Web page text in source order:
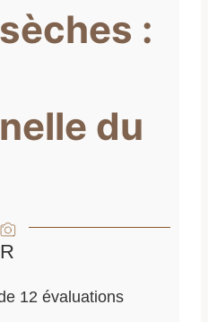
:
du
12 évaluations